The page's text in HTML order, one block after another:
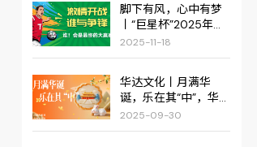
结束
脚下有风，心中有梦
丨“巨星杯”2025年巨
星集团第四届企业足
球邀请赛圆满举办！
2025-11-18
华达文化丨月满华
诞，乐在其“中”，华达
双节活动圆满落幕！
2025-09-30